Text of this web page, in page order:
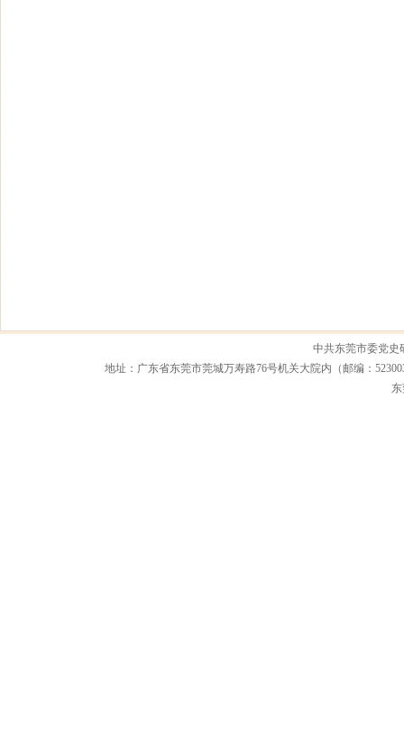
中共东莞市委党史
地址：广东省东莞市莞城万寿路76号机关大院内（邮编：